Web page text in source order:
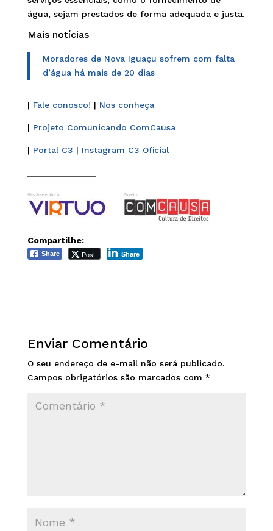
água, sejam prestados de forma adequada e justa.
Mais notícias
Moradores de Nova Iguaçu sofrem com falta
d’água há mais de 20 dias
| Fale conosco! | Nos conheça
| Projeto Comunicando ComCausa
| Portal C3 | Instagram C3 Oficial
Compartilhe:
Share Post Share
Enviar Comentário
O seu endereço de e-mail não será publicado.
Campos obrigatórios são marcados com *